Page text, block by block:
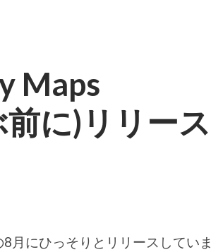
Maps
に)リリース
8月にひっそりとリリースしていま